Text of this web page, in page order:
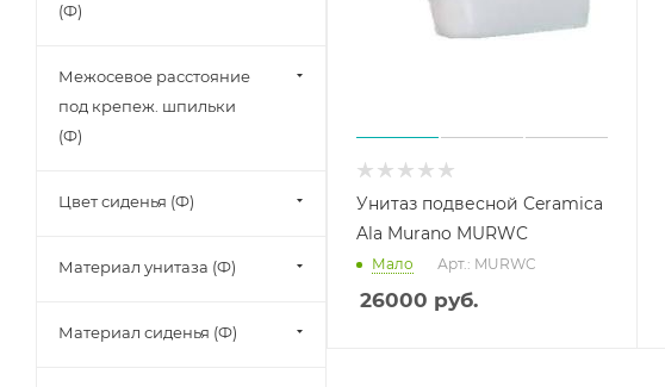
Унитаз подвесной Ceramica
Ala Murano MURWC
Мало Арт.: MURWC
26000 руб.
(Ф)
Межосевое расстояние
под крепеж. шпильки
(Ф)
Цвет сиденья (Ф)
Материал унитаза (Ф)
Материал сиденья (Ф)